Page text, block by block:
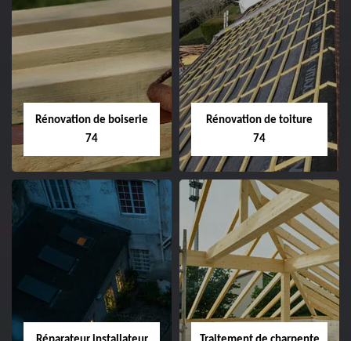
Rénovation de boiserie
74
Rénovation de toiture
74